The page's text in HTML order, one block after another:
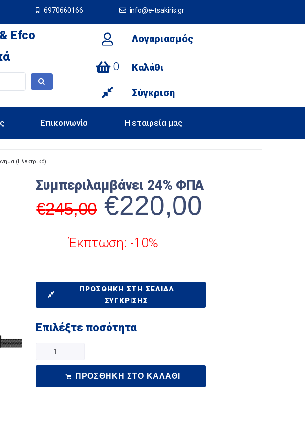
6970660166 info@e-tsakiris.gr
Efco
0
Λογαριασμός
Καλάθι
Σύγκριση
Επικοινωνία Η εταιρεία μας
(Ηλεκτρικά)
Συμπεριλαμβάνει 24% ΦΠΑ
€245,00 €220,00
Έκπτωση: -10%
ΠΡΟΣΘΉΚΗ ΣΤΗ ΣΕΛΊΔΑ
ΣΎΓΚΡΙΣΗΣ
Επιλέξτε ποσότητα
ΠΡΟΣΘΉΚΗ ΣΤΟ ΚΑΛΆΘΙ